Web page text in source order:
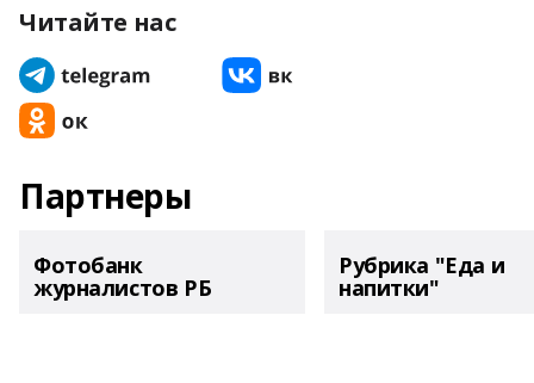
Читайте нас
Партнеры
Фотобанк
журналистов РБ
Рубрика "Еда и
напитки"